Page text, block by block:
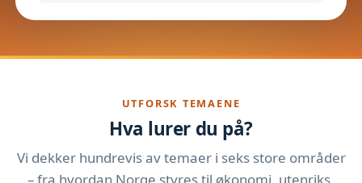
UTFORSK TEMAENE
Hva lurer du på?
Vi dekker hundrevis av temaer i seks store områder